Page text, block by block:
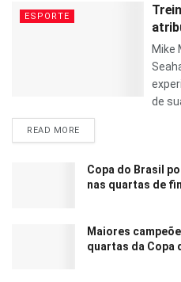
ESPORTE
Mike
de
READ MORE
Copa do Brasil
nas quartas de
Maiores
quartas da Copa